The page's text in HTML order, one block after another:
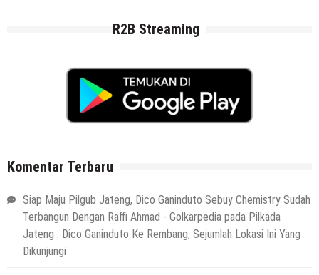
R2B Streaming
Komentar Terbaru
Siap Maju Pilgub Jateng, Dico Ganinduto Sebuy Chemistry Sudah
Terbangun Dengan Raffi Ahmad - Golkarpedia pada Pilkada
Jateng : Dico Ganinduto Ke Rembang, Sejumlah Lokasi Ini Yang
Dikunjungi